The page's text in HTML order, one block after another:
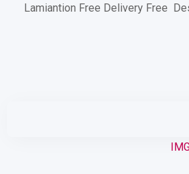
Lamiantion Free Delivery Free